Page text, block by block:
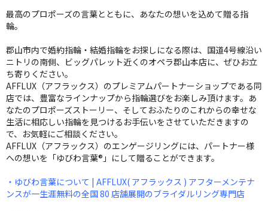
最高のプロポーズの言葉とともに、あなたの想いを込めて贈る指
輪。
郡山市内で婚約指輪・結婚指輪をお探しになる際は、国道4号線沿い
ニトリの南側、ビッグパレット近くのオペラ郡山本店に、ぜひお立
ち寄りください。
AFFLUX（アフラックス）のプレミアムパートナーショップである同
店では、豊富なラインナップから指輪選びをお楽しみ頂けます。あ
なたのプロポーズストーリー、そしておふたりのこれからの幸せな
生活に相応しい指輪を見つけるお手伝いをさせていただきますの
で、お気軽にご相談ください。
AFFLUX（アフラックス）のエンゲージリングには、パートナー様
への想いを「ゆびわ言葉®」にして贈ることができます。
・ゆびわ言葉について | AFFLUX( アフラックス ) アフターメンテナ
ンスが一生涯無料の全国 80 店舗展開のブライダルリング専門店